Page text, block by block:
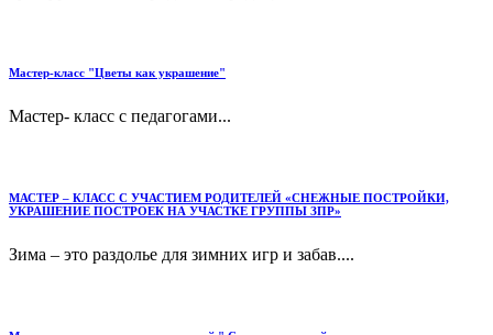
Мастер-класс "Цветы как украшение"
Мастер- класс с педагогами...
МАСТЕР – КЛАСС С УЧАСТИЕМ РОДИТЕЛЕЙ «СНЕЖНЫЕ ПОСТРОЙКИ,
УКРАШЕНИЕ ПОСТРОЕК НА УЧАСТКЕ ГРУППЫ ЗПР»
Зима – это раздолье для зимних игр и забав....